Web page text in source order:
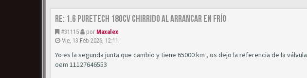
Re: 1.6 puretech 180cv chirrido al arrancar en frío
#31115 por Maxalex
Vie, 13 Feb 2026, 12:11
Yo es la segunda junta que cambio y tiene 65000 km , os dejo la referencia de la válvula
oem 11127646553